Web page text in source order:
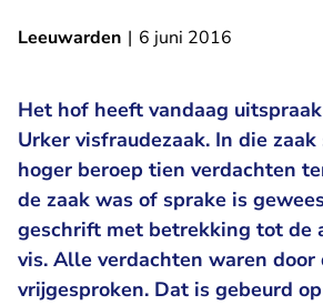
Leeuwarden | 6 juni 2016
Het hof heeft vandaag
Urker visfraudezaak. In die
hoger beroep tien verdachten
de zaak was of sprake is
geschrift met betrekking tot de
vis. Alle verdachten waren
vrijgesproken. Dat is gebeurd